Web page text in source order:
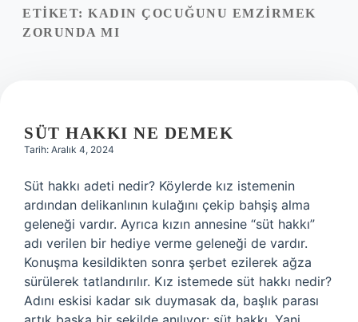
Yasal Uyarı
ETIKET: KADIN ÇOCUĞUNU EMZIRMEK
ZORUNDA MI
SÜT HAKKI NE DEMEK
Tarih: Aralık 4, 2024
Süt hakkı adeti nedir? Köylerde kız istemenin
ardından delikanlının kulağını çekip bahşiş alma
geleneği vardır. Ayrıca kızın annesine “süt hakkı”
adı verilen bir hediye verme geleneği de vardır.
Konuşma kesildikten sonra şerbet ezilerek ağza
sürülerek tatlandırılır. Kız istemede süt hakkı nedir?
Adını eskisi kadar sık ​​duymasak da, başlık parası